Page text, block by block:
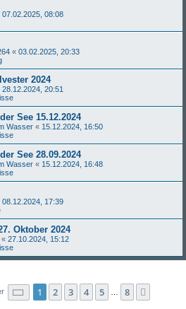
07.02.2025, 08:08
« 03.02.2025, 20:33
2024
28.12.2024, 20:51
See 15.12.2024
Wasser « 15.12.2024, 16:50
See 28.09.2024
Wasser « 15.12.2024, 16:48
08.12.2024, 17:39
Oktober 2024
« 27.10.2024, 15:12
Seite 1von
1 2 3 4 5 8